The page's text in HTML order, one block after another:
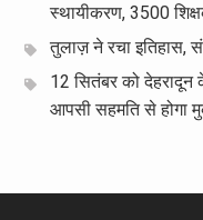
स्थायीकरण, 3500
तुलाज़ ने रचा इतिहास,
12 सितंबर को देहरादून
आपसी सहमति से होगा